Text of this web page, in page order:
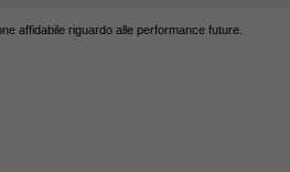
affidabile riguardo alle performance future.
pertanto, valutare, in autonomia, la